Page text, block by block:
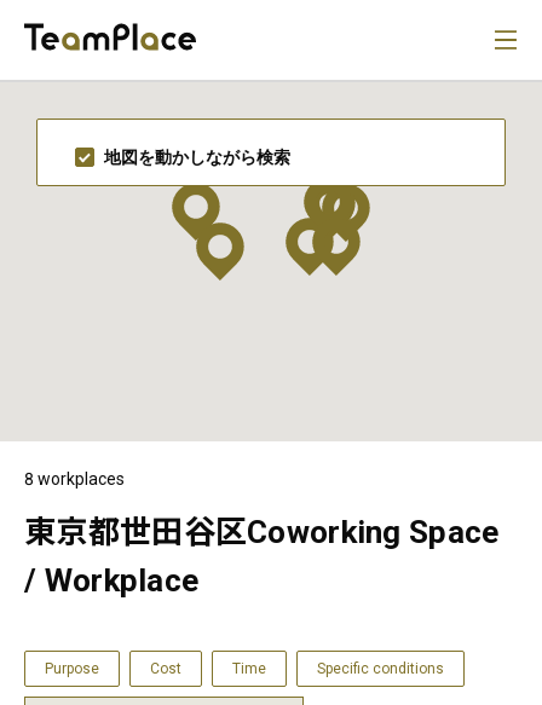
8 workplaces
東京都世田谷区Coworking Space
/ Workplace
Purpose Cost Time Specific conditions
地図を動かしながら検索